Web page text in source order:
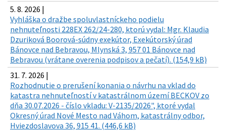
5. 8. 2026 |
Vyhláška o dražbe spoluvlastníckeho podielu
nehnuteľnosti 228EX 262/24-280, ktorú vydal: Mgr. Klaudia
Dzuriková Boorová-súdny exekútor, Exekútorský úrad
Bánovce nad Bebravou, Mlynská 3, 957 01 Bánovce nad
Bebravou (vrátane overenia podpisov a pečatí). (154,9 kB)
31. 7. 2026 |
Rozhodnutie o prerušení konania o návrhu na vklad do
katastra nehnuteľností v katastrálnom území BECKOV zo
dňa 30.07.2026 - číslo vkladu: V-2135/2026", ktoré vydal
Okresný úrad Nové Mesto nad Váhom, katastrálny odbor,
Hviezdoslavova 36, 915 41. (446,6 kB)